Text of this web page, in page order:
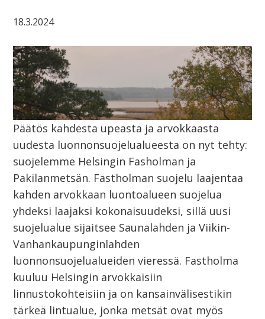
18.3.2024
Päätös kahdesta upeasta ja arvokkaasta
uudesta luonnonsuojelualueesta on nyt tehty:
suojelemme Helsingin Fasholman ja
Pakilanmetsän. Fastholman suojelu laajentaa
kahden arvokkaan luontoalueen suojelua
yhdeksi laajaksi kokonaisuudeksi, sillä uusi
suojelualue sijaitsee Saunalahden ja Viikin-
Vanhankaupunginlahden
luonnonsuojelualueiden vieressä. Fastholma
kuuluu Helsingin arvokkaisiin
linnustokohteisiin ja on kansainvälisestikin
tärkeä lintualue, jonka metsät ovat myös